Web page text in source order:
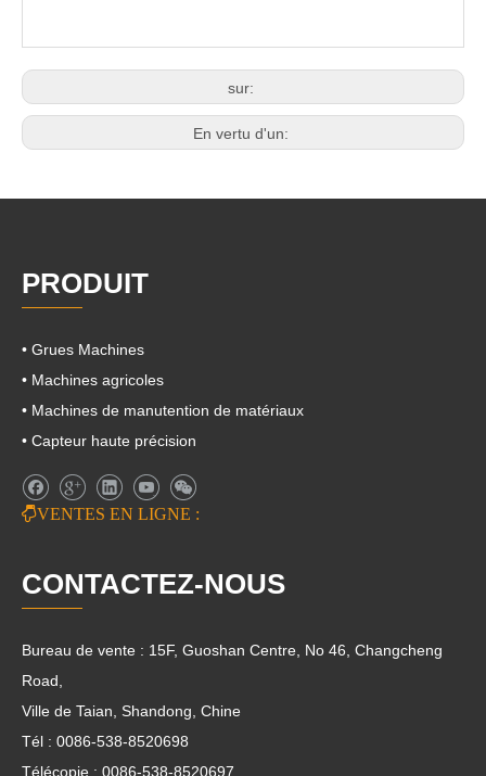
sur:
En vertu d'un:
PRODUIT
• Grues Machines
• Machines agricoles
• Machines de manutention de matériaux
• Capteur haute précision
VENTES EN LIGNE :
CONTACTEZ-NOUS
Bureau de vente : 15F, Guoshan Centre, No 46, Changcheng
Road,
Ville de Taian, Shandong, Chine
Tél : 0086-538-8520698
Télécopie : 0086-538-8520697